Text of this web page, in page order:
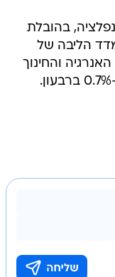
בהובלת
מדד הליבה של
והחינוך